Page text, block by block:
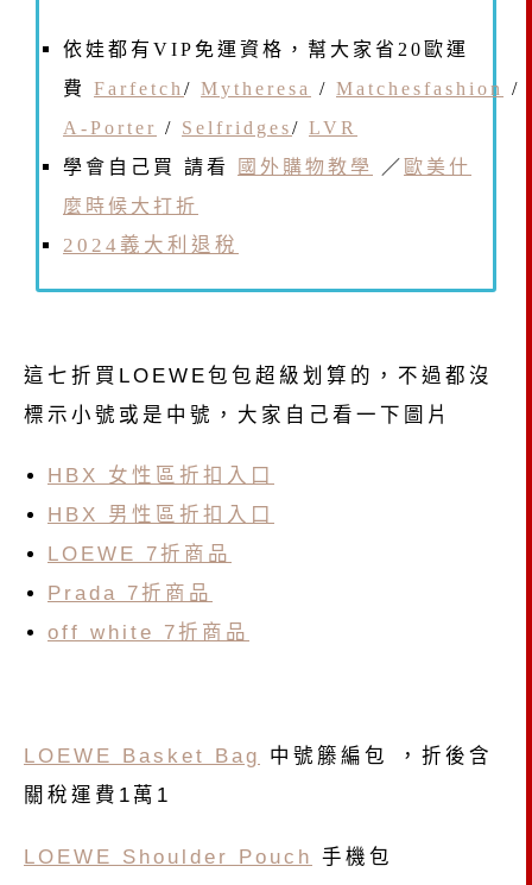
依娃都有VIP免運資格，幫大家省20歐運
費 Farfetch / Mytheresa / Matchesfashion /
A-Porter / Selfridges/ LVR
學會自己買 請看
國外購物教學 ／ 歐美什
麼時候大打折
2024義大利退稅
這七折買LOEWE包包超級划算的，不過都沒
標示小號或是中號，大家自己看一下圖片
HBX 女性區折扣入口
HBX 男性區折扣入口
LOEWE 7折商品
Prada 7折商品
off white 7折商品
LOEWE Basket Bag
中號籐編包 ，折後含
關稅運費1萬1
LOEWE Shoulder Pouch 手機包